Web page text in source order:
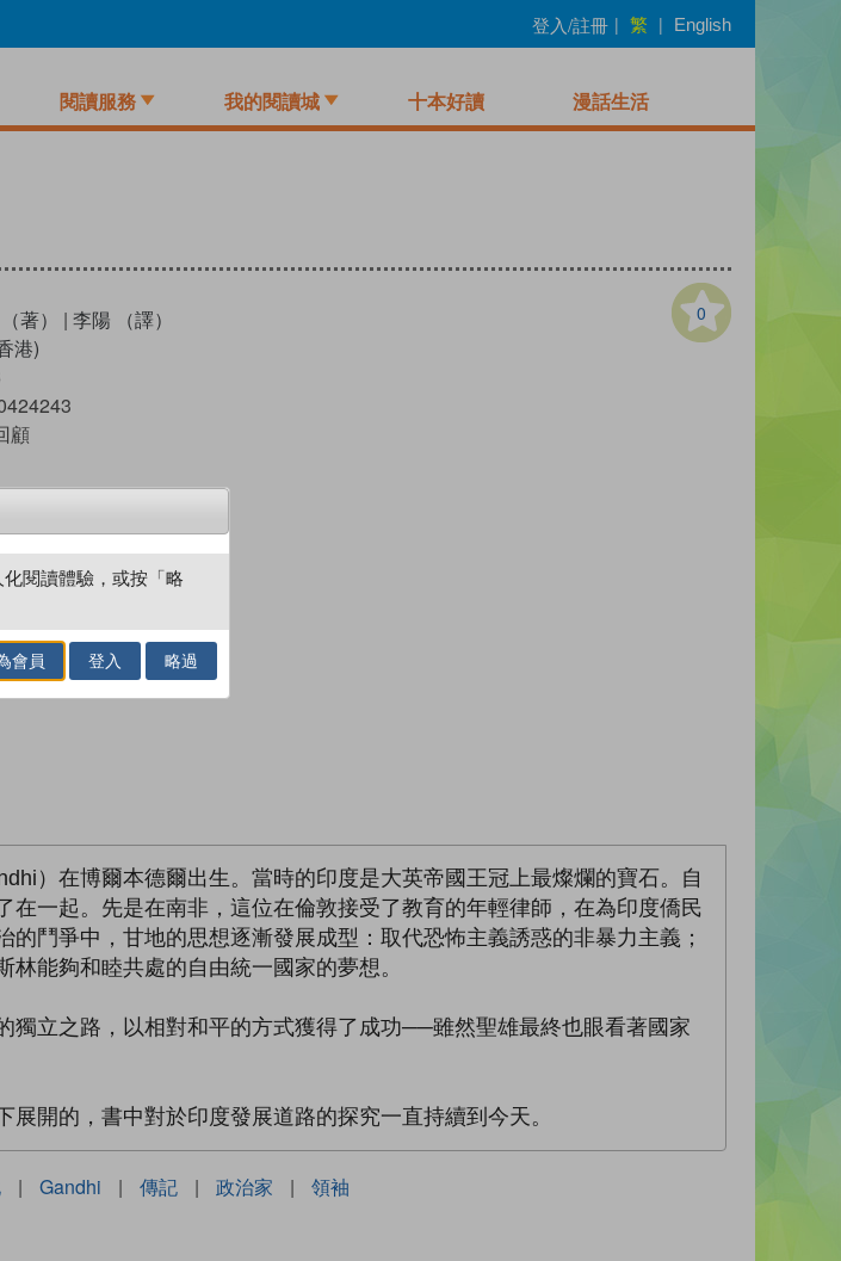
登入/註冊 | 繁 | English
閱讀服務 我的閱讀城 十本好讀 漫話生活
0
著） | 李陽 （譯）
港)
顧
讀紀錄
）在博爾本德爾出生。當時的印度是大英帝國王冠上最燦爛的寶石。自
一起。先是在南非，這位在倫敦接受了教育的年輕律師，在為印度僑民
鬥爭中，甘地的思想逐漸發展成型：取代恐怖主義誘惑的非暴力主義；
能夠和睦共處的自由統一國家的夢想。
獨立之路，以相對和平的方式獲得了成功──雖然聖雄最終也眼看著國家
開的，書中對於印度發展道路的探究一直持續到今天。
| Gandhi | 傳記 | 政治家 | 領袖
閱讀體驗，或按「略
會員 登入 略過